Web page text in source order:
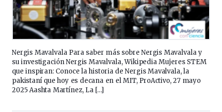
Nergis Mavalvala Para saber más sobre Nergis Mavalvala y
su investigación Nergis Mavalvala, Wikipedia Mujeres STEM
que inspiran: Conoce la historia de Nergis Mavalvala, la
pakistaní que hoy es decana en el MIT, ProActivo, 27 mayo
2025 Aashta Martínez, La […]